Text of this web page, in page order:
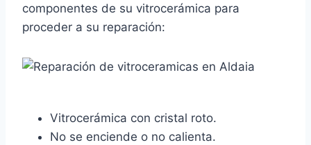
componentes de su vitrocerámica para
proceder a su reparación:
Vitrocerámica con cristal roto.
No se enciende o no calienta.